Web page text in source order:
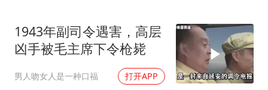
47岁妈妈突然产女 26岁女儿：很震惊
97岁英国奶奶飞上天再破吉尼斯纪录
“中国蔬菜之乡”最高温达41.8℃
1943年副司令遇害，高层
凶手被毛主席下令枪毙
男人吻女人是一种口福 打开APP